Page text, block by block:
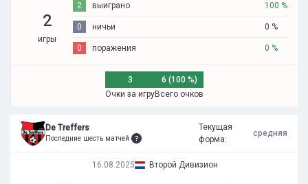
2
игры
2 выиграно 100 %
0 ничьи 0 %
0 поражения 0 %
3
Очки за игру
6 (100 %)
Всего очков
De Treffers
Последние шесть матчей
Текущая
форма:
средняя
16.08.2025 Второй Дивизион